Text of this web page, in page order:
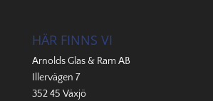
HÄR FINNS VI
Arnolds Glas & Ram AB
Illervägen 7
352 45 Växjö